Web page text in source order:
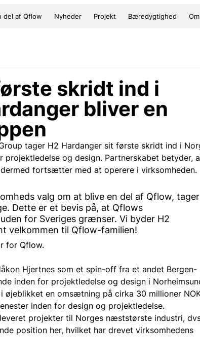
del af Qflow Nyheder Projekt Bæredygtighed
skridt ind i
bliver en
tager H2 Hardanger sit første skridt ind i
og design. Partnerskabet betyder,
fortsætter med at operere i virksomheden.
valg om at blive en del af Qflow, tager
Dette er et bevis på, at Qflows
for Sveriges grænser. Vi byder H2
velkommen til Qflow-familien!
for Qflow.
Hjertnes som et spin-off fra et andet Bergen-
inden for projektledelse og design i
øjeblikket en omsætning på cirka 30 millioner
inden for design og projektledelse.
projekter til Norges næststørste industri,
position her, hvilket har drevet virksomhedens